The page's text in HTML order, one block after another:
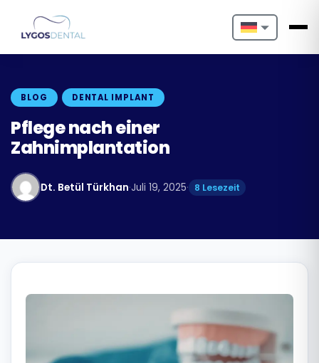
Nederlands
Português
Български
Română
BLOG DENTAL IMPLANT
Pflege nach einer
Zahnimplantation
Dt. Betül Türkhan·Juli 19, 2025· 8 Lesezeit